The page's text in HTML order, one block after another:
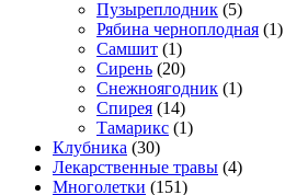
Пузыреплодник (5)
Рябина черноплодная (1)
Самшит (1)
Сирень (20)
Снежноягодник (1)
Спирея (14)
Тамарикс (1)
Клубника (30)
Лекарственные травы (4)
Многолетки (151)